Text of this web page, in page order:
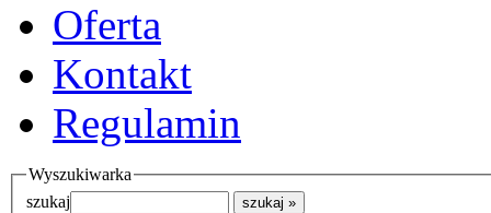
Oferta
Kontakt
Regulamin
Wyszukiwarka
szukaj